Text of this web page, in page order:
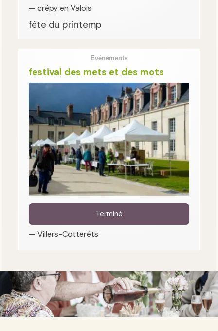
— crépy en Valois
féte du printemp
Evénements
festival des mets et des mots
Terminé
— Villers-Cotterêts